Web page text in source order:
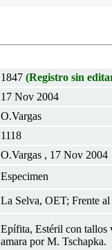
1847 (Registro sin
17 Nov 2004
O.Vargas
1118
O.Vargas , 17 Nov 2004
Especimen
La Selva, OET; Frente
Epífita, Estéril con tallos
amara por M. Tschapka.